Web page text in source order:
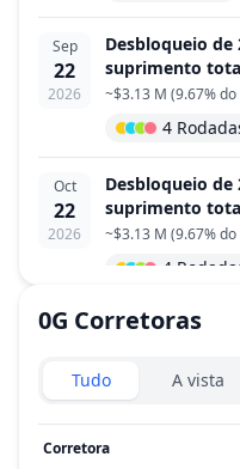
Sep
22
2026
Desbloqueio de
suprimento
~$3.13 M (9.67% do
4
Oct
22
2026
Desbloqueio de
suprimento
~$3.13 M (9.67% do
4
Nov
2026
Desbloqueio de
~ (9.67% do
Desbloqueio de
0G Corretoras
Exchanges type
Tudo A vista
Corretora